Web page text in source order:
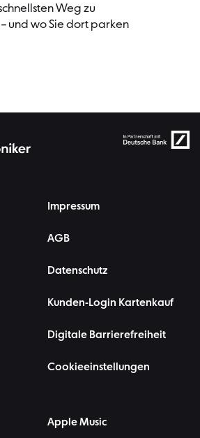
Weg zu
und wo Sie dort parken
Impressum
AGB
Datenschutz
Kunden-Login Kartenkauf
Digitale Barrierefreiheit
Cookieeinstellungen
Apple Music